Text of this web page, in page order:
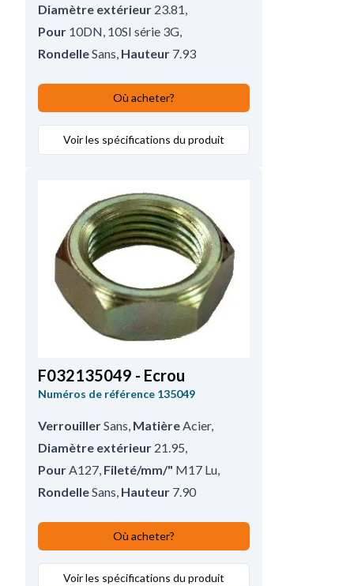
Diamètre extérieur 23.81
Pour 10DN, 10SI série 3G
RondelleSans Hauteur 7.93
Où acheter?
Voir les spécifications du produit
F032135049 - Ecrou
Numéros de référence 135049
VerrouillerSans, MatièreAcier,
Diamètre extérieur 21.95,
PourA127, Fileté/mm/" M17 Lu,
RondelleSans, Hauteur 7.90
Où acheter?
Voir les spécifications du produit